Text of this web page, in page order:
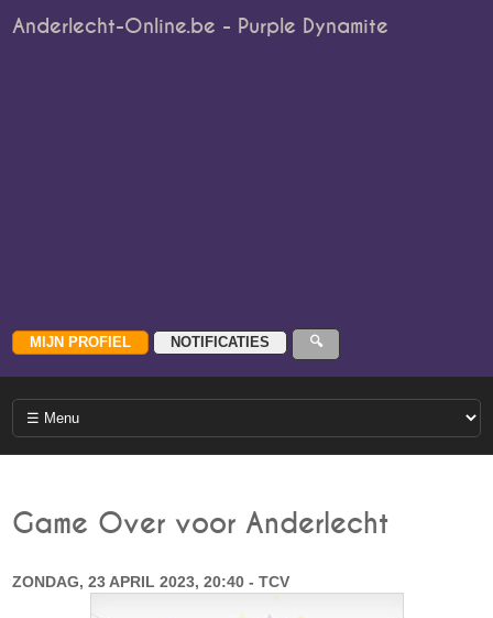
Anderlecht-Online.be - Purple Dynamite
Game Over voor Anderlecht
ZONDAG, 23 APRIL 2023, 20:40 - TCV